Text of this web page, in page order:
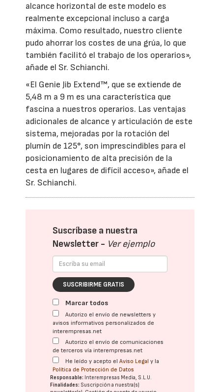
alcance horizontal de este modelo es
realmente excepcional incluso a carga
máxima. Como resultado, nuestro cliente
pudo ahorrar los costes de una grúa, lo que
también facilitó el trabajo de los operarios»,
añade el Sr. Schianchi.
«El Genie Jib Extend™, que se extiende de
5,48 m a 9 m es una característica que
fascina a nuestros operarios. Las ventajas
adicionales de alcance y articulación de este
sistema, mejoradas por la rotación del
plumín de 125°, son imprescindibles para el
posicionamiento de alta precisión de la
cesta en lugares de difícil acceso», añade el
Sr. Schianchi.
Suscríbase a nuestra
Newsletter - Ver ejemplo
SUSCRIBIRME GRATIS
Marcar todos
Autorizo el envío de newsletters y
avisos informativos personalizados de
interempresas.net
Autorizo el envío de comunicaciones
de terceros vía interempresas.net
He leído y acepto elAviso Legal y la
Política de Protección de Datos
Responsable: Interempresas Media, S.L.U.
Finalidades: Suscripción a nuestra(s)